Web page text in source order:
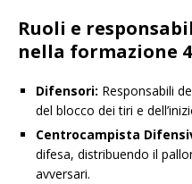
Ruoli e
nella formazione
Difensori: Responsabili
del blocco dei tiri e
Centrocampista
difesa, distribuendo il
avversari.